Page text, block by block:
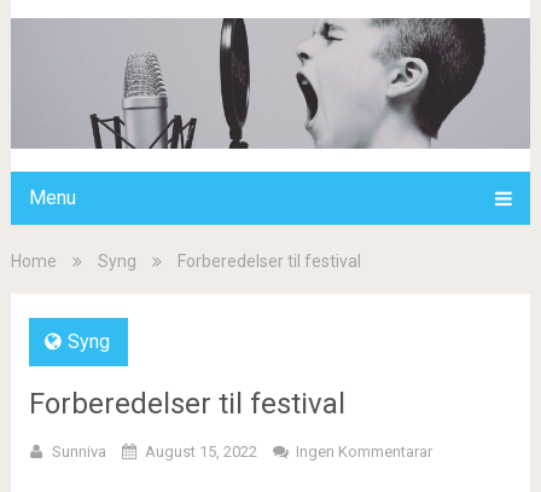
Menu
Home Syng Forberedelser til festival
Syng
Forberedelser til festival
Sunniva August 15, 2022 Ingen Kommentarar